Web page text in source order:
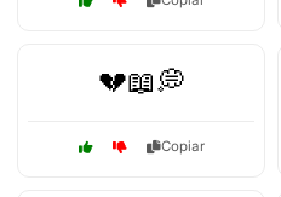
💔📖💭
Copiar